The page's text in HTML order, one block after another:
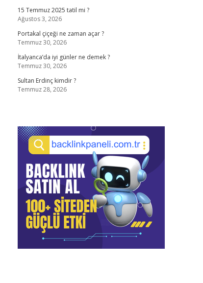
15 Temmuz 2025 tatil mi ?
Ağustos 3, 2026
Portakal çiçeği ne zaman açar ?
Temmuz 30, 2026
İtalyanca’da iyi günler ne demek ?
Temmuz 30, 2026
Sultan Erdinç kimdir ?
Temmuz 28, 2026